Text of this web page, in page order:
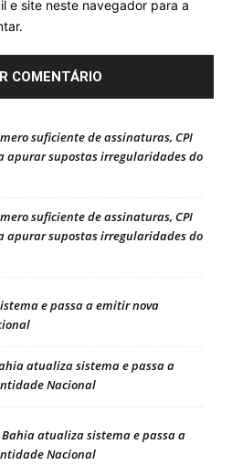
e site neste navegador para a
suficiente de assinaturas, CPI
apurar supostas irregularidades do
suficiente de assinaturas, CPI
apurar supostas irregularidades do
e passa a emitir nova
atualiza sistema e passa a
Nacional
Bahia atualiza sistema e passa a
Nacional